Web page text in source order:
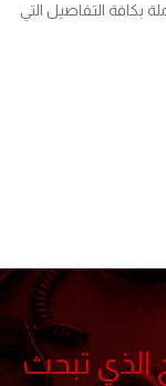
بكافة التفاصيل التي
الذي تبحث